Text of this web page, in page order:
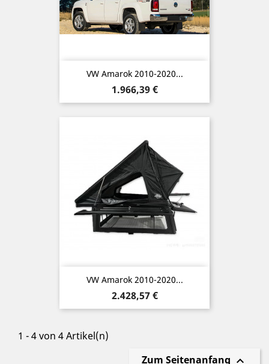
VW Amarok 2010-2020...
Preis
1.966,39 €
VW Amarok 2010-2020...
Preis
2.428,57 €
1 - 4 von 4 Artikel(n)
Zum Seitenanfang 